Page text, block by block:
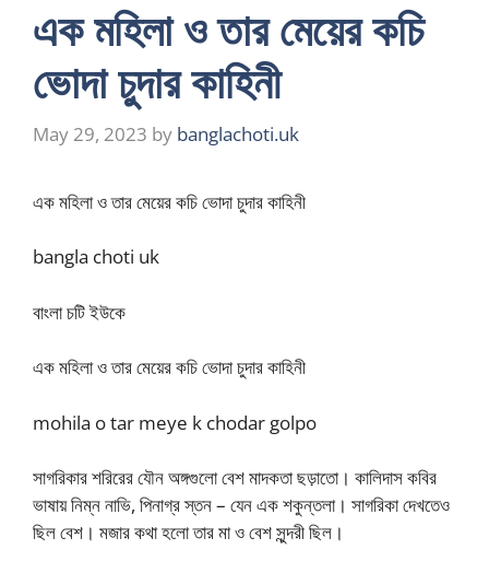
এক মহিলা ও তার মেয়ের কচি
ভোদা চুদার কাহিনী
May 29, 2023 by banglachoti.uk
এক মহিলা ও তার মেয়ের কচি ভোদা চুদার কাহিনী
bangla choti uk
বাংলা চটি ইউকে
এক মহিলা ও তার মেয়ের কচি ভোদা চুদার কাহিনী
mohila o tar meye k chodar golpo
সাগরিকার শরিরের যৌন অঙ্গগুলো বেশ মাদকতা ছড়াতো। কালিদাস কবির
ভাষায় নিম্ন নাভি, পিনাগ্র স্তন – যেন এক শকুন্তলা। সাগরিকা দেখতেও
ছিল বেশ। মজার কথা হলো তার মা ও বেশ সুন্দরী ছিল।